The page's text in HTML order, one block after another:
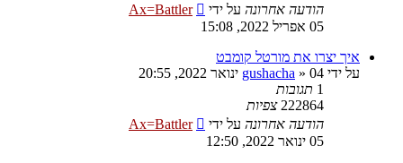
הודעה אחרונה על ידי
Ax=Battler
05 אפריל 2022, 15:08
איך יצרו את מורטל קומבט
על ידי
gushacha » 04 ינואר 2022, 20:55
1 תגובות
222864 צפיות
הודעה אחרונה על ידי
Ax=Battler
05 ינואר 2022, 12:50